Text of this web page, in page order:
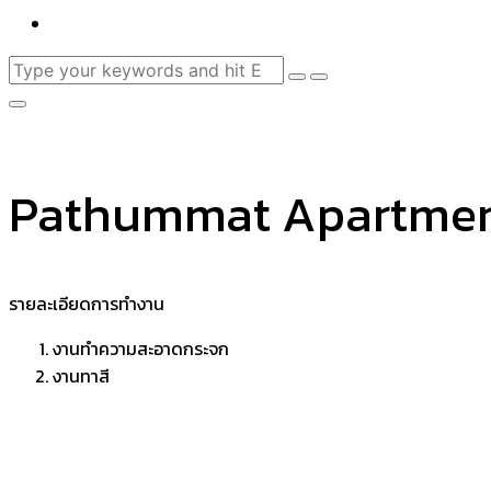
Pathummat
รายละเอียดการทำงาน
งานทำความสะอาดกระจก
งานทาสี